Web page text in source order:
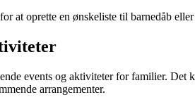
at oprette en ønskeliste til barnedåb
events og aktiviteter for familier.
arrangementer.